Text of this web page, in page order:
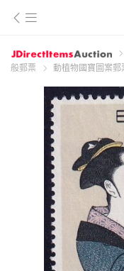
般郵票
動植物國寶圖案郵